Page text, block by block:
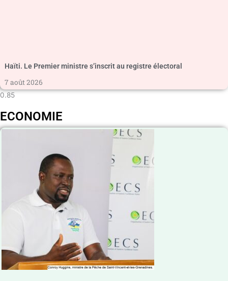
Haïti. Le Premier ministre s’inscrit au registre électoral
7 août 2026
ECONOMIE